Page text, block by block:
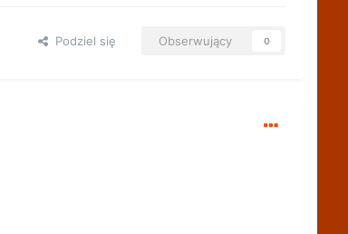
Podziel się Obserwujący 0